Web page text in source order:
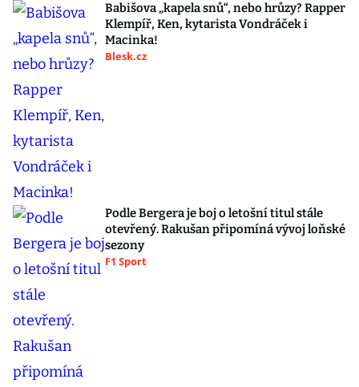
Babišova „kapela snů“, nebo hrůzy? Rapper
Klempíř, Ken, kytarista Vondráček i
Macinka!
Blesk.cz
Podle Bergera je boj o letošní titul stále
otevřený. Rakušan připomíná vývoj loňské
sezony
F1 Sport